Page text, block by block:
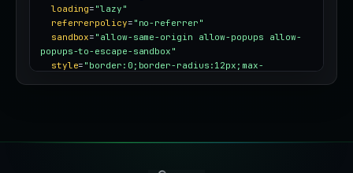
loading= "lazy"
referrerpolicy= "no-referrer"
sandbox= "allow-same-origin allow-popups allow-
popups-to-escape-sandbox"
style= "border:0;border-radius:12px;max-